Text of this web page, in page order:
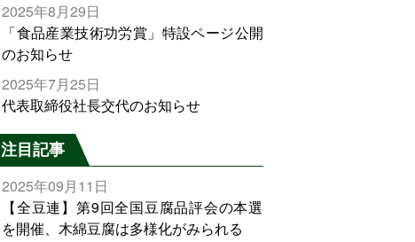
2025年8月29日
「食品産業技術功労賞」特設ページ公開
のお知らせ
2025年7月25日
代表取締役社長交代のお知らせ
注目記事
2025年09月11日
【全豆連】第9回全国豆腐品評会の本選
を開催、木綿豆腐は多様化がみられる